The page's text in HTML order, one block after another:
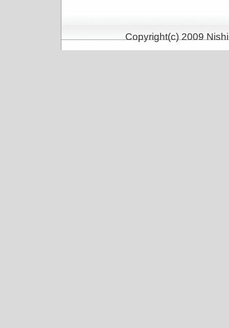
Copyright(c) 2009